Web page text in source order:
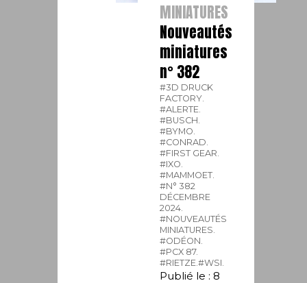
MINIATURES
Nouveautés
miniatures
n° 382
#3D DRUCK
FACTORY.
#ALERTE.
#BUSCH.
#BYMO.
#CONRAD.
#FIRST GEAR.
#IXO.
#MAMMOET.
#N° 382
DÉCEMBRE
2024.
#NOUVEAUTÉS
MINIATURES.
#ODÉON.
#PCX 87.
#RIETZE. #WSI.
Publié le : 8